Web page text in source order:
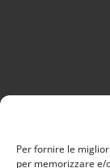
Per fornire le
per memorizzare e/